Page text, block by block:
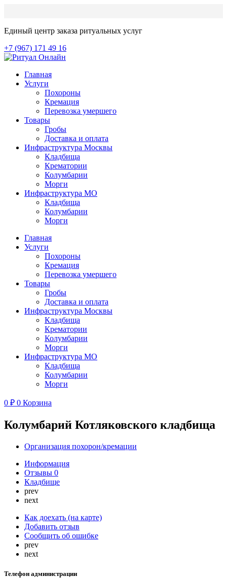
Единый центр заказа ритуальных услуг
+7 (967) 171 49 16
Главная
Услуги
Похороны
Кремация
Перевозка умершего
Товары
Гробы
Доставка и оплата
Инфраструктура Москвы
Кладбища
Крематории
Колумбарии
Морги
Инфраструктура МО
Кладбища
Колумбарии
Морги
Главная
Услуги
Похороны
Кремация
Перевозка умершего
Товары
Гробы
Доставка и оплата
Инфраструктура Москвы
Кладбища
Крематории
Колумбарии
Морги
Инфраструктура МО
Кладбища
Колумбарии
Морги
0 ₽ 0 Корзина
Колумбарий Котляковского кладбища
Организация похорон/кремации
Информация
Отзывы 0
Кладбище
prev
next
Как доехать (на карте)
Добавить отзыв
Сообщить об ошибке
prev
next
Телефон администрации